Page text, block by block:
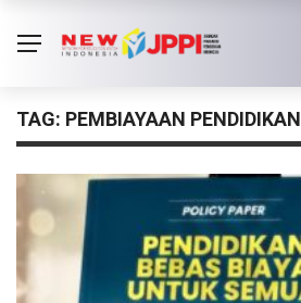
TAG: PEMBIAYAAN PENDIDIKAN